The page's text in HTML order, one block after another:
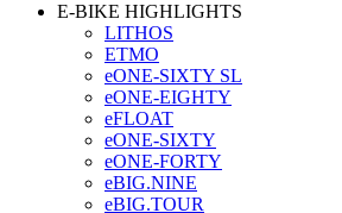
E-BIKE HIGHLIGHTS
LITHOS
ETMO
eONE-SIXTY SL
eONE-EIGHTY
eFLOAT
eONE-SIXTY
eONE-FORTY
eBIG.NINE
eBIG.TOUR